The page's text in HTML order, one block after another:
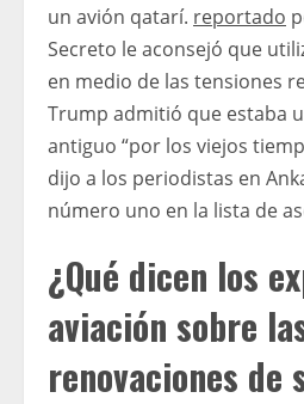
un avión qatarí. reportado
Secreto le aconsejó que
en medio de las tensiones
Trump admitió que estaba
antiguo “por los viejos
dijo a los periodistas en
número uno en la lista de
¿Qué dicen los
aviación sobre
renovaciones de